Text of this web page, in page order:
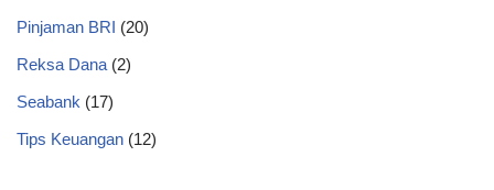
Pinjaman BRI (20)
Reksa Dana (2)
Seabank (17)
Tips Keuangan (12)